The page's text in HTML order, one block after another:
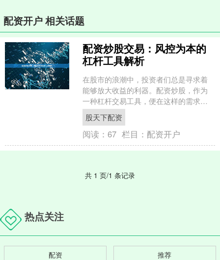
配资开户 相关话题
配资炒股交易：风控为本的
杠杆工具解析
在股市的浪潮中，投资者们总是寻求着
能够放大收益的利器。配资炒股，作为
一种杠杆交易工具，便在这样的需求中
应运而生。它如同一把双刃剑股天下配
资，既能以“四两拨千斤”....
股天下配资
阅读：67 栏目： 配资开户
共 1 页/1 条记录
热点关注
配资 推荐